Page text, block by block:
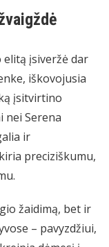
įsiveržė dar
iškovojusia
įsitvirtino
nei Serena
ir
preciziškumu,
žaidimą, bet ir
– pavyzdžiui,